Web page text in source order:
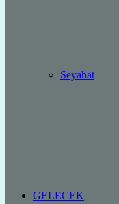
Seyahat
GELECEK